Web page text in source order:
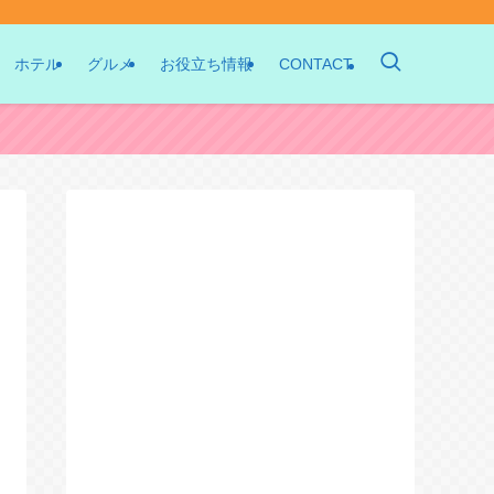
ホテル グルメ お役立ち情報 CONTACT